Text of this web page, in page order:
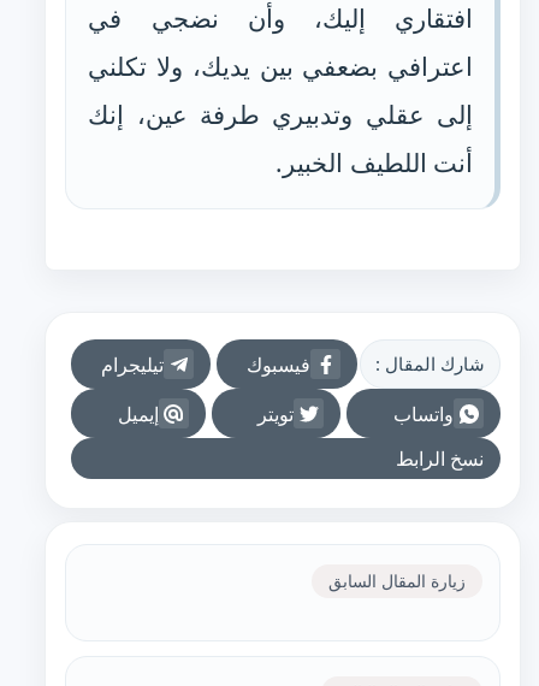
افتقاري إليك، وأن نضجي في
اعترافي بضعفي بين يديك، ولا تكلني
إلى عقلي وتدبيري طرفة عين، إنك
أنت اللطيف الخبير.
شارك المقال : فيسبوك
تيليجرام
واتساب
تويتر
إيميل
نسخ الرابط
زيارة المقال السابق